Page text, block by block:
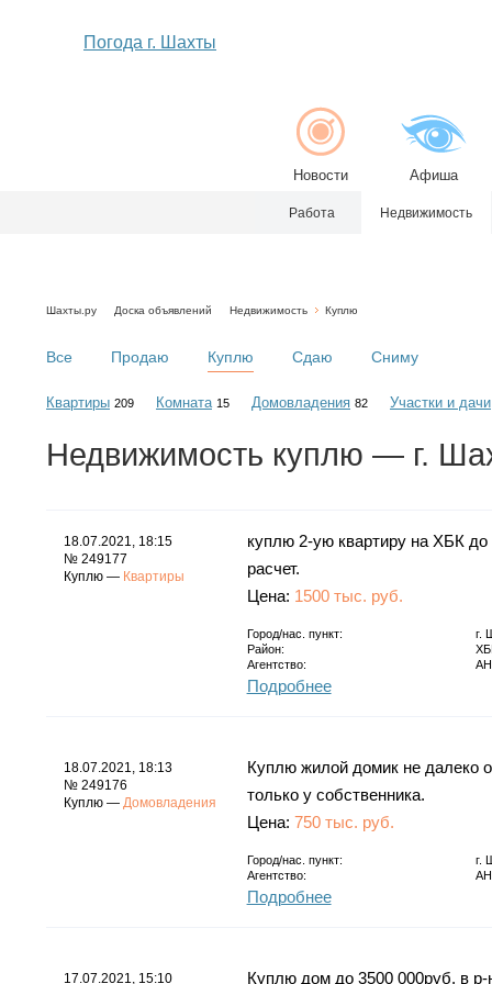
Погода г. Шахты
Новости Афиша
Работа Недвижимость
Шахты.ру Доска объявлений Недвижимость Куплю
Все Продаю Куплю Сдаю Сниму
Квартиры 209 Комната 15 Домовладения 82 Участки и дачи
Недвижимость куплю — г.
18.07.2021, 18:15
№ 249177
Куплю — Квартиры
куплю 2-ую квартиру на ХБК
расчет.
Цена: 1500 тыс. руб.
Город/нас. пункт: г.
Район:
Агентство:
Подробнее
18.07.2021, 18:13
№ 249176
Куплю — Домовладения
Куплю жилой домик не далеко
только у собственника.
Цена: 750 тыс. руб.
Город/нас. пункт: г.
Агентство:
Подробнее
17.07.2021, 15:10 Куплю дом до 3500 000руб. в р-